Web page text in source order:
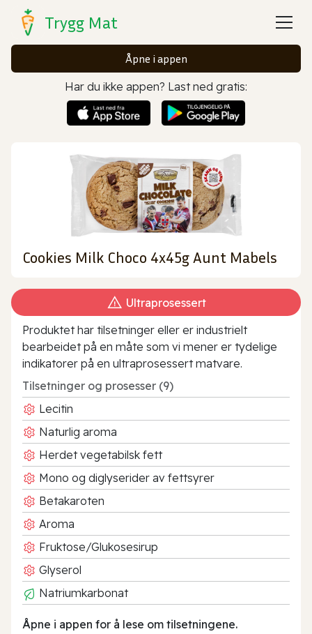
Trygg Mat
Åpne i appen
Har du ikke appen? Last ned gratis:
Cookies Milk Choco 4x45g Aunt Mabels
Ultraprosessert
Produktet har tilsetninger eller er industrielt
bearbeidet på en måte som vi mener er tydelige
indikatorer på en ultraprosessert matvare.
Tilsetninger og prosesser (9)
Lecitin
Naturlig aroma
Herdet vegetabilsk fett
Mono og diglyserider av fettsyrer
Betakaroten
Aroma
Fruktose/Glukosesirup
Glyserol
Natriumkarbonat
Åpne i appen for å lese om tilsetningene.